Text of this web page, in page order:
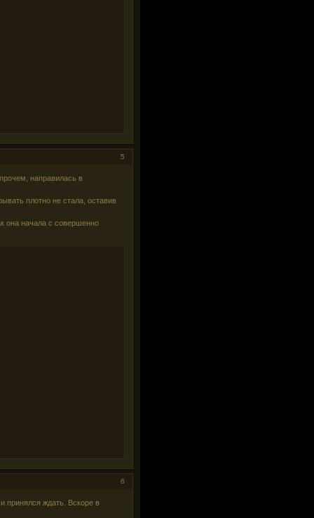
5
направилась в
плотно не стала, оставив
она начала с совершенно
6
принялся ждать. Вскоре в